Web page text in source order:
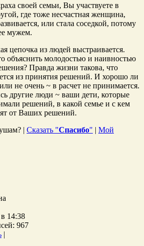
своей семьи, Вы участвуете в
где тоже несчастная женщина,
или стала соседкой, потому
мужем.
цепочка из людей выстраивается.
объяснить молодостью и наивностью
Правда жизни такова, что
из принятия решений. И хорошо ли
не очень ~ в расчет не принимается.
другие люди ~ ваши дети, которые
решений, в какой семье и с кем
от Ваших решений.
| Сказать "Спасибо" | Мой
в 14:38
967
|